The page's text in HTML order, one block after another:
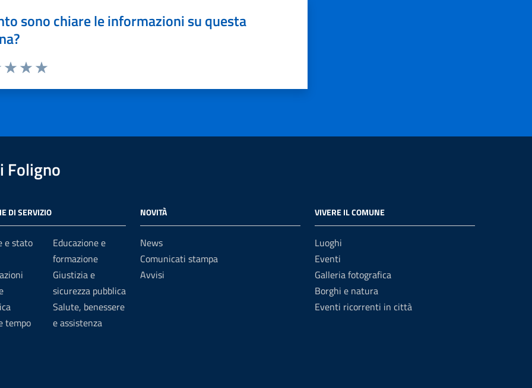
sono chiare le informazioni su questa
Foligno
DI SERVIZIO
e stato
tempo
Educazione e
formazione
Giustizia e
sicurezza pubblica
Salute, benessere
e assistenza
NOVITÀ
News
Comunicati stampa
Avvisi
VIVERE IL COMUNE
Luoghi
Eventi
Galleria fotografica
Borghi e natura
Eventi ricorrenti in città